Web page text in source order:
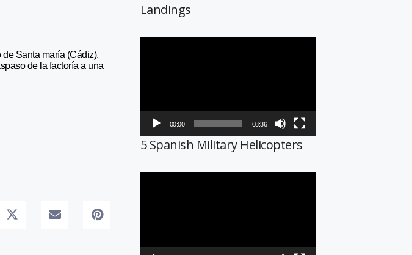
Santa maría (Cádiz),
de la factoría a una
Landings
00:00 03:36
5 Spanish Military Helicopters